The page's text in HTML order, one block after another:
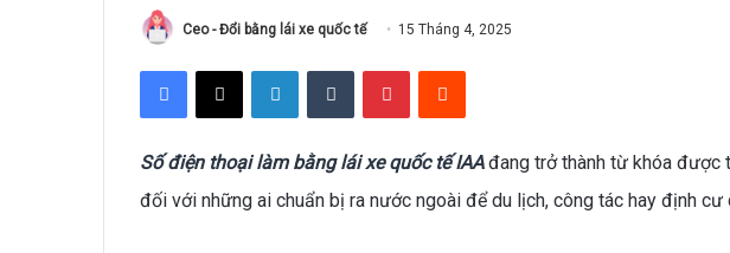
Ceo - Đổi bằng lái xe quốc tế 15 Tháng 4, 2025
Facebook
X LinkedInTumblr PinterestReddit
Số điện thoại làm bằng lái xe quốc tế IAAđang trở thành từ khóa được
đối với những ai chuẩn bị ra nước ngoài để du lịch, công tác hay định cư